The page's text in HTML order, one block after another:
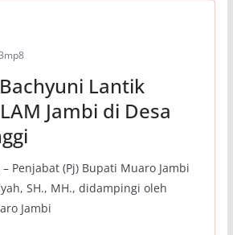
Lantik
Jambi di Desa
– Penjabat (Pj) Bupati Muaro Jambi
SH., MH., didampingi oleh
Jambi